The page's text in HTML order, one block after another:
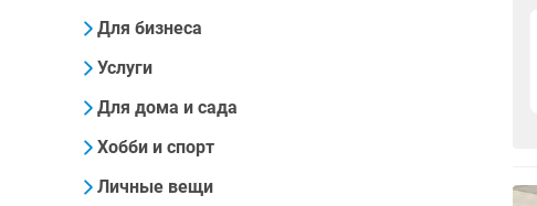
Для бизнеса
Услуги
Для дома и сада
Хобби и спорт
Личные вещи